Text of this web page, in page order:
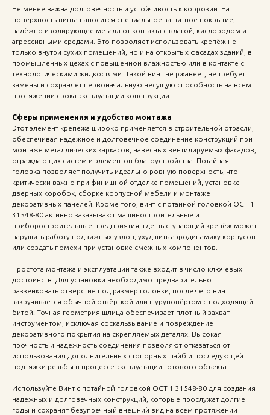
Не менее важна долговечность и устойчивость к коррозии. На
поверхность винта наносится специальное защитное покрытие,
надёжно изолирующее металл от контакта с влагой, кислородом и
агрессивными средами. Это позволяет использовать крепёж не
только внутри сухих помещений, но и на открытых фасадах зданий, в
промышленных цехах с повышенной влажностью или в контакте с
технологическими жидкостями. Такой винт не ржавеет, не требует
замены и сохраняет первоначальную несущую способность на всём
протяжении срока эксплуатации конструкции.
Сферы применения и удобство монтажа
Этот элемент крепежа широко применяется в строительной отрасли,
обеспечивая надежное и долговечное соединение конструкций при
монтаже металлических каркасов, навесных вентилируемых фасадов,
ограждающих систем и элементов благоустройства. Потайная
головка позволяет получить идеально ровную поверхность, что
критически важно при финишной отделке помещений, установке
дверных коробок, сборке корпусной мебели и монтаже
декоративных панелей. Кроме того, винт с потайной головкой ОСТ 1
31548-80 активно заказывают машиностроительные и
приборостроительные предприятия, где выступающий крепёж может
нарушить работу подвижных узлов, ухудшить аэродинамику корпусов
или создать помехи при установке смежных компонентов.
Простота монтажа и эксплуатации также входит в число ключевых
достоинств. Для установки необходимо предварительно
раззенковать отверстие под размер головки, после чего винт
закручивается обычной отвёрткой или шуруповёртом с подходящей
битой. Точная геометрия шлица обеспечивает плотный захват
инструментом, исключая соскальзывание и повреждение
декоративного покрытия на скрепляемых деталях. Высокая
прочность и надёжность соединения позволяют отказаться от
использования дополнительных стопорных шайб и последующей
подтяжки резьбы в процессе эксплуатации готового объекта.
Используйте Винт с потайной головкой ОСТ 1 31548-80 для создания
надежных и долговечных конструкций, которые прослужат долгие
годы и сохранят безупречный внешний вид на всём протяжении